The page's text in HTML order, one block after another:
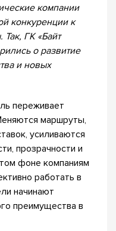
компании
конкуренции к
ГК «Байт
о развитие
и новых
переживает
маршруты,
усиливаются
прозрачности и
фоне компаниям
работать в
начинают
преимущества в